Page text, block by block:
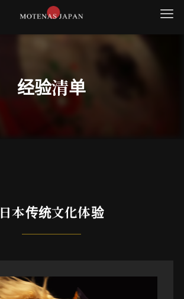
经验清单
日本传统文化体验